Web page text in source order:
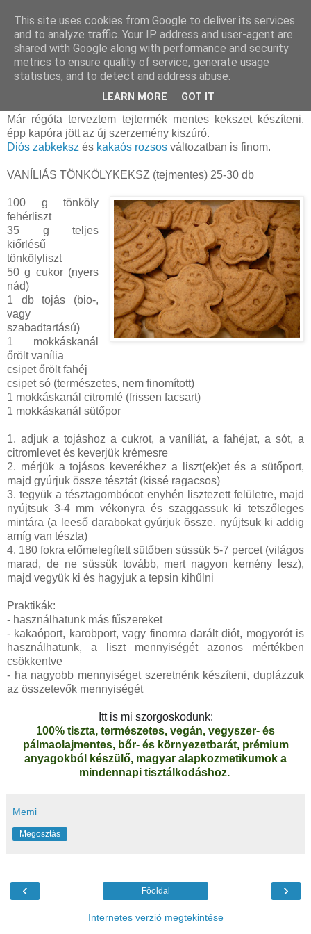
szombat, november 14, 2015
Vaníliás tönkölykeksz (tejtermék és
zsiradékmentes)
Már régóta terveztem tejtermék mentes kekszet készíteni,
épp kapóra jött az új szerzemény kiszúró.
Diós zabkeksz és kakaós rozsos változatban is finom.
VANÍLIÁS TÖNKÖLYKEKSZ (tejmentes) 25-30 db
100 g tönköly
fehérliszt
35 g teljes
kiőrlésű
tönkölyliszt
50 g cukor (nyers
nád)
1 db tojás (bio-,
vagy
szabadtartású)
1 mokkáskanál
őrölt vanília
csipet őrölt fahéj
csipet só (természetes, nem finomított)
1 mokkáskanál citromlé (frissen facsart)
1 mokkáskanál sütőpor
1. adjuk a tojáshoz a cukrot, a vaníliát, a fahéjat, a sót, a
citromlevet és keverjük krémesre
2. mérjük a tojásos keverékhez a liszt(ek)et és a sütőport,
majd gyúrjuk össze tésztát (kissé ragacsos)
3. tegyük a tésztagombócot enyhén lisztezett felületre, majd
nyújtsuk 3-4 mm vékonyra és szaggassuk ki tetszőleges
mintára (a leeső darabokat gyúrjuk össze, nyújtsuk ki addig
amíg van tészta)
4. 180 fokra előmelegített sütőben süssük 5-7 percet (világos
marad, de ne süssük tovább, mert nagyon kemény lesz),
majd vegyük ki és hagyjuk a tepsin kihűlni
Praktikák:
- használhatunk más fűszereket
- kakaóport, karobport, vagy finomra darált diót, mogyorót is
használhatunk, a liszt mennyiségét azonos mértékben
csökkentve
- ha nagyobb mennyiséget szeretnénk készíteni, duplázzuk
az összetevők mennyiségét
Itt is mi szorgoskodunk:
100% tiszta, természetes, vegán, vegyszer- és
pálmaolajmentes, bőr- és környezetbarát, prémium
anyagokból készülő, magyar alapkozmetikumok a
mindennapi tisztálkodáshoz.
Memi
Megosztás
‹ ›
Főoldal
Internetes verzió megtekintése
This site uses cookies from Google to deliver its services
and to analyze traffic. Your IP address and user-agent are
shared with Google along with performance and security
metrics to ensure quality of service, generate usage
statistics, and to detect and address abuse.
LEARN MORE GOT IT